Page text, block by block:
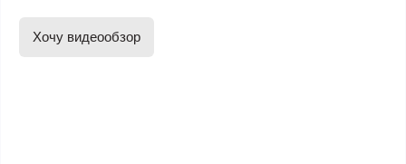
Хочу видеообзор